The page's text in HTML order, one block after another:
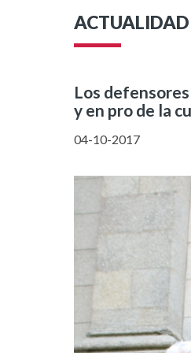
Los
y en pro de la
04-10-2017